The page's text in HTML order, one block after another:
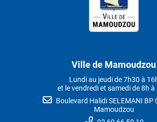
Ville de Mamoudzou
Lundi au jeudi de 7h30 à
et le vendredi et samedi de 8h à
Boulevard Halidi SELEMANI BP
Mamoudzou